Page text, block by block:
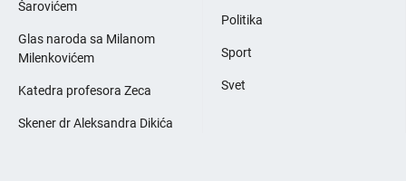
Šarovićem
Glas naroda sa Milanom
Milenkovićem
Katedra profesora Zeca
Skener dr Aleksandra Dikića
Politika
Sport
Svet